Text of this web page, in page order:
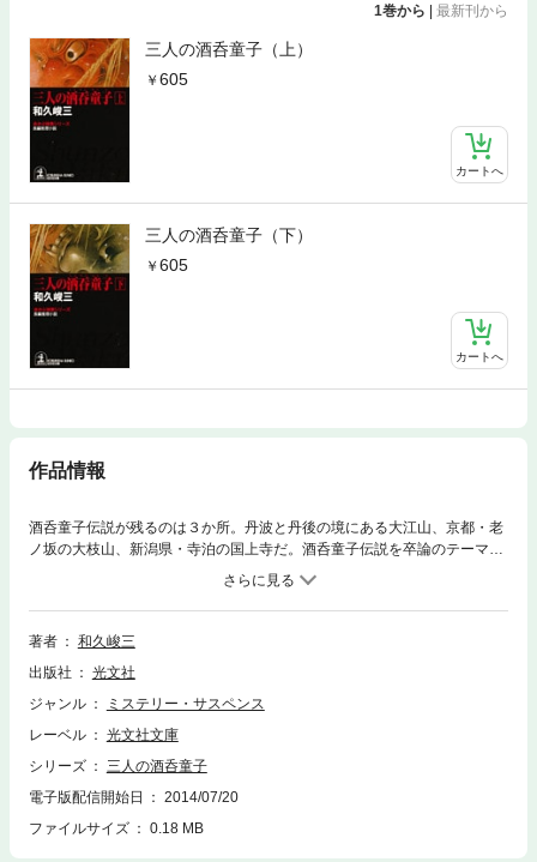
1巻から | 最新刊から
三人の酒呑童子（上）
605
カートへ
三人の酒呑童子（下）
605
カートへ
作品情報
酒呑童子伝説が残るのは３か所。丹波と丹後の境にある大江山、京都・老
ノ坂の大枝山、新潟県・寺泊の国上寺だ。酒呑童子伝説を卒論のテーマに
選んだ糸島英輔と延岡憲二は老ノ坂・首塚大明神近くの山林で、男の死体
と３億円を発見！ 欲に目がくらみ、大金を持ち逃げしたふたりだった
が……。酒呑童子のたたりか！？ 延岡の死体が寺泊海岸で発見された！
著者
和久峻三
出版社
光文社
ジャンル
ミステリー・サスペンス
レーベル
光文社文庫
シリーズ
三人の酒呑童子
電子版配信開始日
2014/07/20
ファイルサイズ
0.18 MB